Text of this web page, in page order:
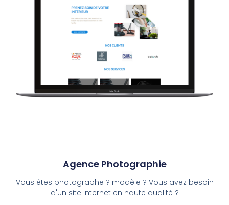
Agence Photographie
Vous êtes photographe ? modèle ? Vous avez besoin
d'un site internet en haute qualité ?